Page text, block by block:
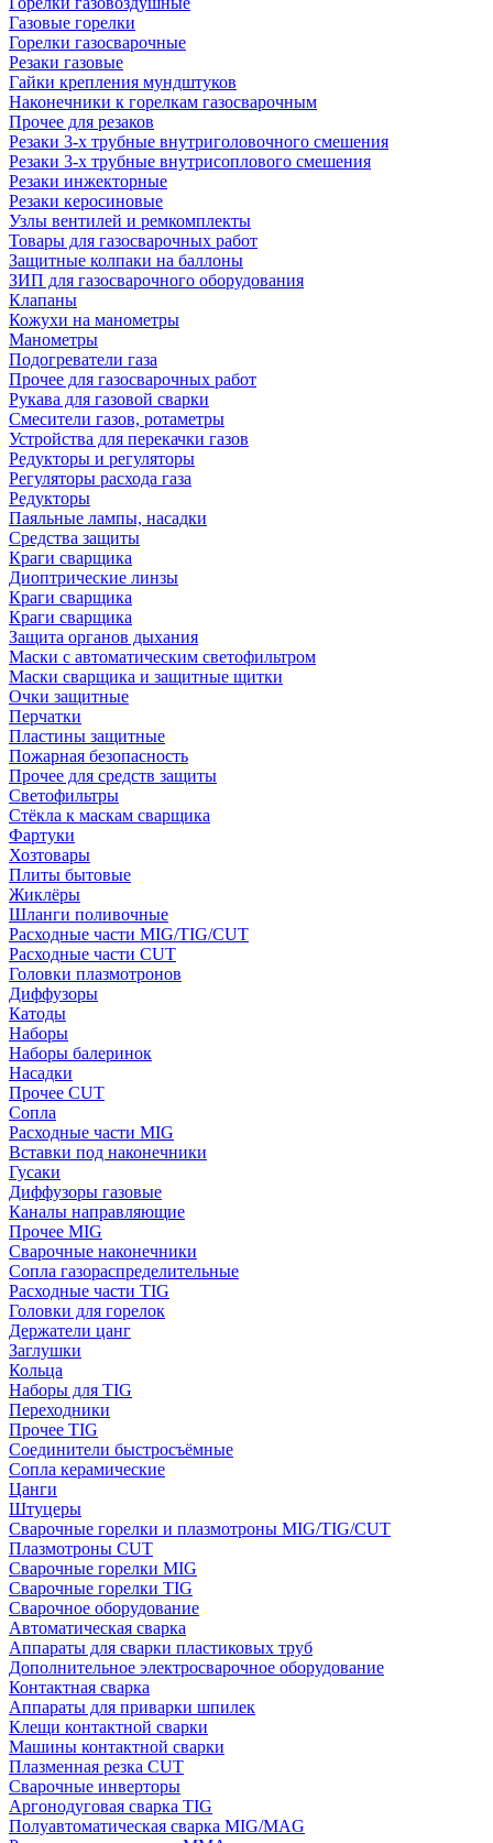
Газовые горелки
Горелки газосварочные
Резаки газовые
Гайки крепления мундштуков
Наконечники к горелкам газосварочным
Прочее для резаков
Резаки 3-х трубные внутриголовочного смешения
Резаки 3-х трубные внутрисоплового смешения
Резаки инжекторные
Резаки керосиновые
Узлы вентилей и ремкомплекты
Товары для газосварочных работ
Защитные колпаки на баллоны
ЗИП для газосварочного оборудования
Клапаны
Кожухи на манометры
Манометры
Подогреватели газа
Прочее для газосварочных работ
Рукава для газовой сварки
Смесители газов, ротаметры
Устройства для перекачки газов
Редукторы и регуляторы
Регуляторы расхода газа
Редукторы
Паяльные лампы, насадки
Средства защиты
Краги сварщика
Диоптрические линзы
Краги сварщика
Краги сварщика
Защита органов дыхания
Маски с автоматическим светофильтром
Маски сварщика и защитные щитки
Очки защитные
Перчатки
Пластины защитные
Пожарная безопасность
Прочее для средств защиты
Светофильтры
Стёкла к маскам сварщика
Фартуки
Хозтовары
Плиты бытовые
Жиклёры
Шланги поливочные
Расходные части MIG/TIG/CUT
Расходные части CUT
Головки плазмотронов
Диффузоры
Катоды
Наборы
Наборы балеринок
Насадки
Прочее CUT
Сопла
Расходные части MIG
Вставки под наконечники
Гусаки
Диффузоры газовые
Каналы направляющие
Прочее MIG
Сварочные наконечники
Сопла газораспределительные
Расходные части TIG
Головки для горелок
Держатели цанг
Заглушки
Кольца
Наборы для TIG
Переходники
Прочее TIG
Соединители быстросъёмные
Сопла керамические
Цанги
Штуцеры
Сварочные горелки и плазмотроны MIG/TIG/CUT
Плазмотроны CUT
Сварочные горелки MIG
Сварочные горелки TIG
Сварочное оборудование
Автоматическая сварка
Аппараты для сварки пластиковых труб
Дополнительное электросварочное оборудование
Контактная сварка
Аппараты для приварки шпилек
Клещи контактной сварки
Машины контактной сварки
Плазменная резка CUT
Сварочные инверторы
Аргонодуговая сварка TIG
Полуавтоматическая сварка MIG/MAG